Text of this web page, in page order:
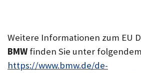
Weitere Informationen zum EU
BMW finden Sie unter
https://www.bmw.de/de-